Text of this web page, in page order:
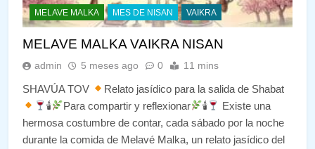
MELAVE MALKA MES DE NISAN VAIKRA
MELAVE MALKA VAIKRA NISAN
admin 5 meses ago 0 11 mins
SHAVÚA TOV
Relato jasídico para la salida de Shabat
🕯
Para compartir y reflexionar 🕯
Existe una
hermosa costumbre de contar, cada sábado por la noche
durante la comida de Melavé Malka, un relato jasídico del